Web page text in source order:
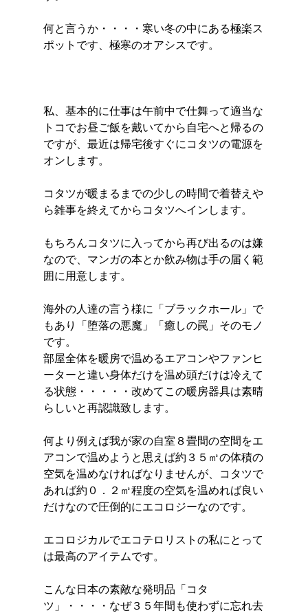
何と言うか・・・・寒い冬の中にある極楽ス
ポットです、極寒のオアシスです。
私、基本的に仕事は午前中で仕舞って適当な
トコでお昼ご飯を戴いてから自宅へと帰るの
ですが、最近は帰宅後すぐにコタツの電源を
オンします。
コタツが暖まるまでの少しの時間で着替えや
ら雑事を終えてからコタツへインします。
もちろんコタツに入ってから再び出るのは嫌
なので、マンガの本とか飲み物は手の届く範
囲に用意します。
海外の人達の言う様に「ブラックホール」で
もあり「堕落の悪魔」「癒しの罠」そのモノ
です。
部屋全体を暖房で温めるエアコンやファンヒ
ーターと違い身体だけを温め頭だけは冷えて
る状態・・・・・改めてこの暖房器具は素晴
らしいと再認識致します。
何より例えば我が家の自室８畳間の空間をエ
アコンで温めようと思えば約３５㎥の体積の
空気を温めなければなりませんが、コタツで
あれば約０．２㎥程度の空気を温めれば良い
だけなので圧倒的にエコロジーなのです。
エコロジカルでエコテロリストの私にとって
は最高のアイテムです。
こんな日本の素敵な発明品「コタ
ツ」・・・・なぜ３５年間も使わずに忘れ去